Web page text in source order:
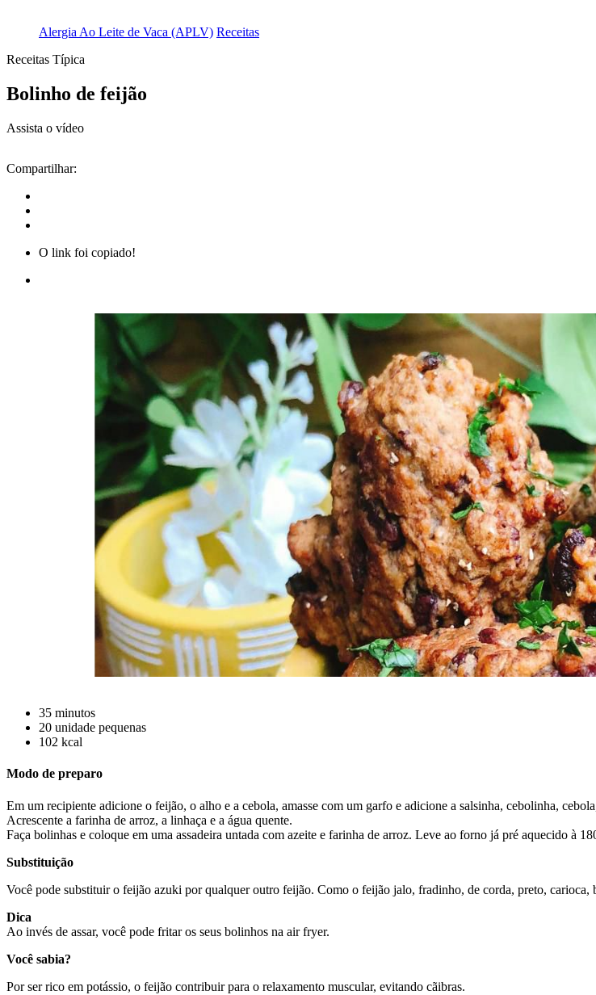
Alergia Ao Leite de Vaca (APLV) Receitas
Receitas Típica
Bolinho de feijão
Assista o vídeo
Compartilhar:
O link foi copiado!
35 minutos
20 unidade pequenas
102 kcal
Modo de preparo
Em um recipiente adicione o feijão, o alho e a cebola, amasse com um garfo e adicione a salsinha, cebolinha,
Acrescente a farinha de arroz, a linhaça e a água quente.
Faça bolinhas e coloque em uma assadeira untada com azeite e farinha de arroz. Leve ao forno já pré aquecido à
Substituição
Você pode substituir o feijão azuki por qualquer outro feijão. Como o feijão jalo, fradinho, de corda, preto, carioca,
Dica
Ao invés de assar, você pode fritar os seus bolinhos na air fryer.
Você sabia?
Por ser rico em potássio, o feijão contribuir para o relaxamento muscular, evitando cãibras.